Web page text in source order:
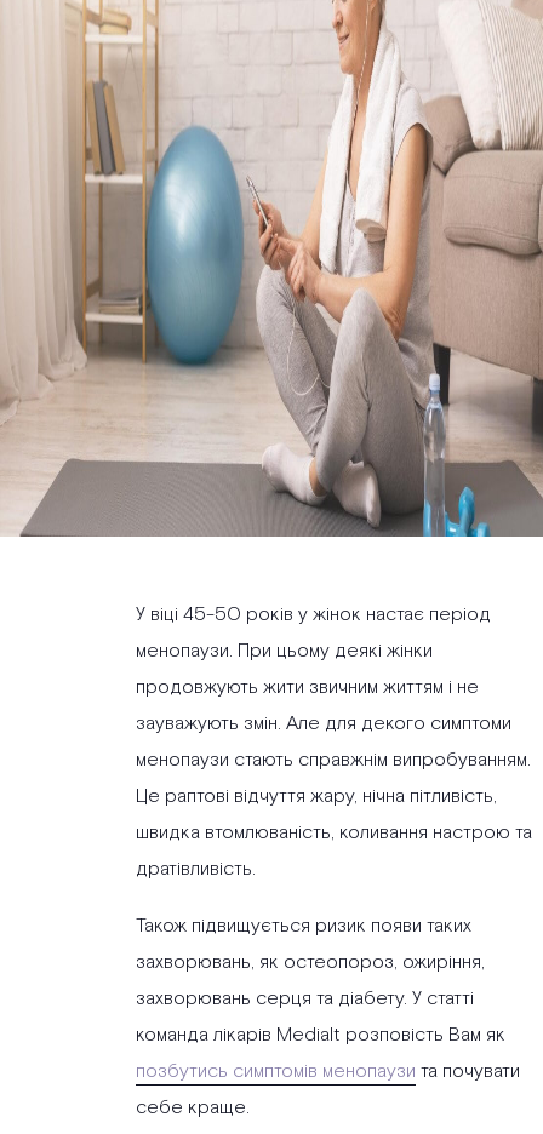
У віці 45-50 років у жінок настає період
менопаузи. При цьому деякі жінки
продовжують жити звичним життям і не
зауважують змін. Але для декого симптоми
менопаузи стають справжнім випробуванням.
Це раптові відчуття жару, нічна пітливість,
швидка втомлюваність, коливання настрою та
дратівливість.
Також підвищується ризик появи таких
захворювань, як остеопороз, ожиріння,
захворювань серця та діабету. У статті
команда лікарів Medialt розповість Вам як
позбутись симптомів менопаузи та почувати
себе краще.